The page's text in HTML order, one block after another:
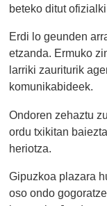
beteko ditut
Erdi lo geunden
etzanda. Ermuko
larriki zauriturik
komunikabideek.
Ondoren zehaztu
ordu txikitan
heriotza.
Gipuzkoa plazara
oso ondo